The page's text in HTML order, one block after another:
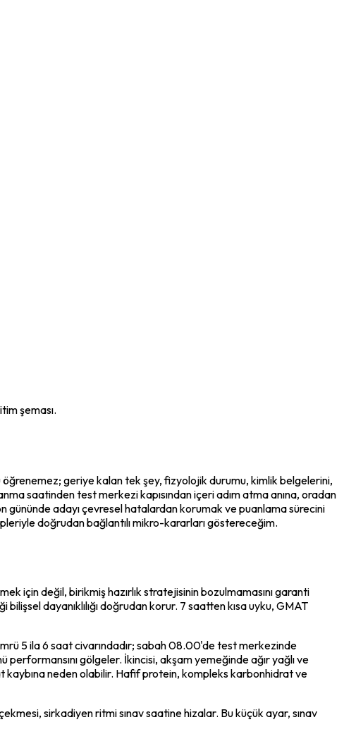
şeması.
öğrenemez; geriye kalan tek şey, fizyolojik durumu, kimlik belgelerini,
saatinden test merkezi kapısından içeri adım atma anına, oradan
gününde adayı çevresel hatalardan korumak ve puanlama sürecini
doğrudan bağlantılı mikro-kararları göstereceğim.
için değil, birikmiş hazırlık stratejisinin bozulmamasını garanti
dayanıklılığı doğrudan korur. 7 saatten kısa uyku, GMAT
5 ila 6 saat civarındadır; sabah 08.00'de test merkezinde
gölgeler. İkincisi, akşam yemeğinde ağır yağlı ve
kaybına neden olabilir. Hafif protein, kompleks karbonhidrat ve
sirkadiyen ritmi sınav saatine hizalar. Bu küçük ayar, sınav